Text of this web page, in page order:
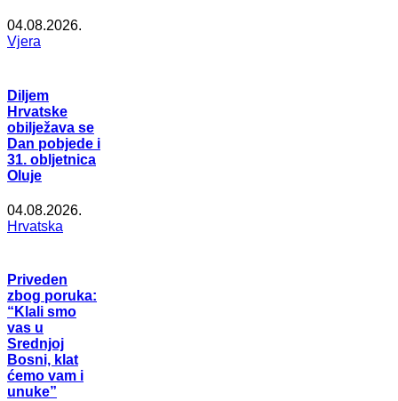
04.08.2026.
Vjera
Diljem
Hrvatske
obilježava se
Dan pobjede i
31. obljetnica
Oluje
04.08.2026.
Hrvatska
Priveden
zbog poruka:
“Klali smo
vas u
Srednjoj
Bosni, klat
ćemo vam i
unuke”